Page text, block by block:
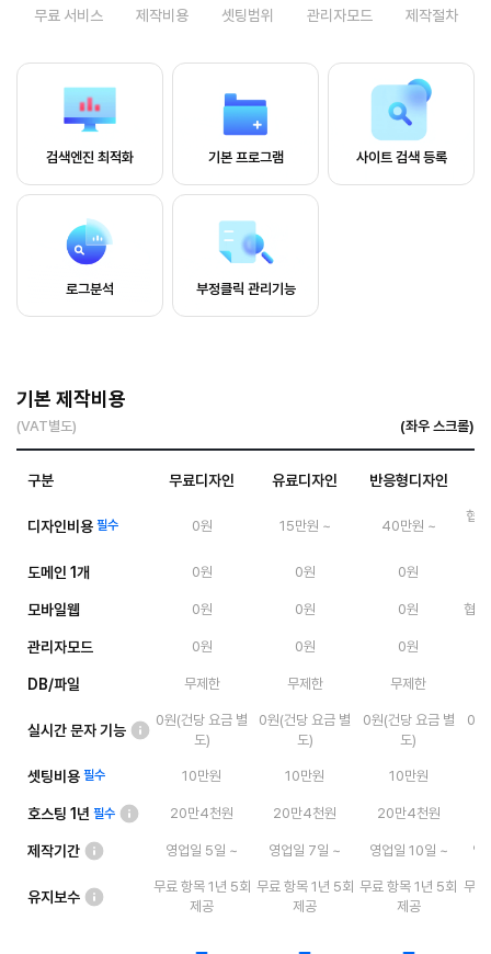
무료 서비스 제작비용 셋팅범위 관리자모드 제작절차
검색엔진 최적화 기본 프로그램 사이트 검색 등록
로그분석 부정클릭 관리기능
기본 제작비용
(VAT별도)
구분 무료디자인 유료디자인 반응형디자인
디자인비용 필수 0원 15만원 ~ 40만원 ~
협
도메인 1개 0원 0원 0원
모바일웹 0원 0원 0원 협
관리자모드 0원 0원 0원
DB/파일 무제한 무제한 무제한
실시간 문자 기능
0원(건당 요금 별
도)
0원(건당 요금 별
도)
0원(건당 요금 별
도)
0원
셋팅비용 필수 10만원 10만원 10만원
호스팅 1년 필수 20만4천원 20만4천원 20만4천원
제작기간 영업일 5일 ~ 영업일 7일 ~ 영업일 10일 ~ 영
유지보수
무료 항목 1년 5회
제공
무료 항목 1년 5회
제공
무료 항목 1년 5회
제공
무료